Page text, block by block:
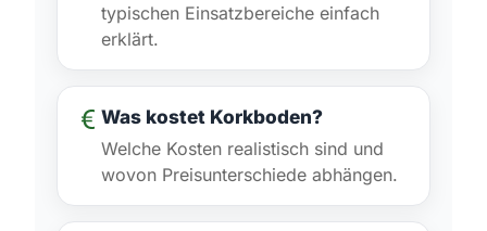
typischen Einsatzbereiche einfach
erklärt.
Was kostet Korkboden?
Welche Kosten realistisch sind und
wovon Preisunterschiede abhängen.